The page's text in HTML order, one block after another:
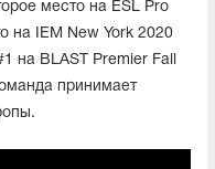
место на ESL Pro
на IEM New York 2020
на BLAST Premier Fall
принимает